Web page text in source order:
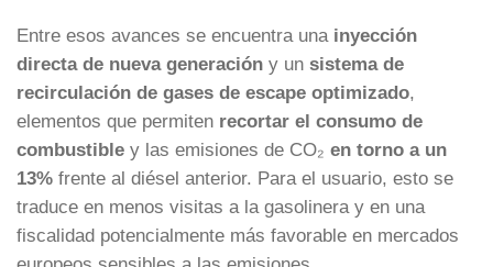
Entre esos avances se encuentra una inyección
directa de nueva generación y un sistema de
recirculación de gases de escape optimizado,
elementos que permiten recortar el consumo de
combustible y las emisiones de CO₂ en torno a un
13% frente al diésel anterior. Para el usuario, esto se
traduce en menos visitas a la gasolinera y en una
fiscalidad potencialmente más favorable en mercados